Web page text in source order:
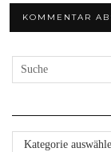
Kategorien